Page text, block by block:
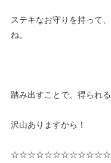
ステキなお守りを持って
ね。
踏み出すことで、得られ
沢山ありますから！